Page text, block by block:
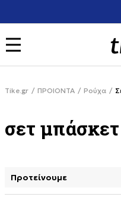
Tike.gr ΠΡΟΙΟΝΤΑ Ρούχα
σετ μπάσκετ
selecting a filter closes